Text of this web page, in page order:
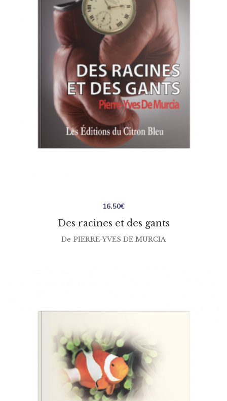
Des racines et des gants
16.50€
De PIERRE-YVES DE MURCIA